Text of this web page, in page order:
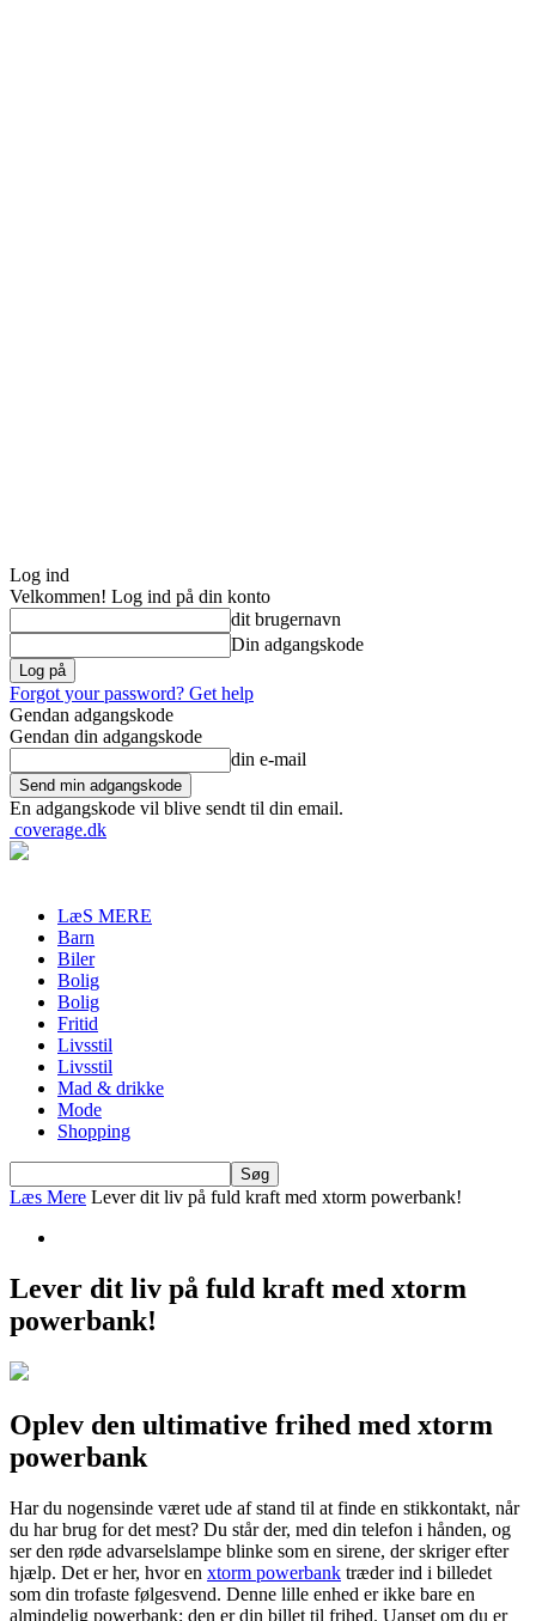
Log ind
Velkommen! Log ind på din konto
dit brugernavn
Din adgangskode
Forgot your password? Get help
Gendan adgangskode
Gendan din adgangskode
din e-mail
En adgangskode vil blive sendt til din email.
coverage.dk
LæS MERE
Barn
Biler
Bolig
Bolig
Fritid
Livsstil
Livsstil
Mad & drikke
Mode
Shopping
Læs Mere Lever dit liv på fuld kraft med xtorm powerbank!
Lever dit liv på fuld kraft med xtorm
powerbank!
Oplev den ultimative frihed med xtorm
powerbank
Har du nogensinde været ude af stand til at finde en stikkontakt, når
du har brug for det mest? Du står der, med din telefon i hånden, og
ser den røde advarselslampe blinke som en sirene, der skriger efter
hjælp. Det er her, hvor en xtorm powerbank træder ind i billedet
som din trofaste følgesvend. Denne lille enhed er ikke bare en
almindelig powerbank; den er din billet til frihed. Uanset om du er